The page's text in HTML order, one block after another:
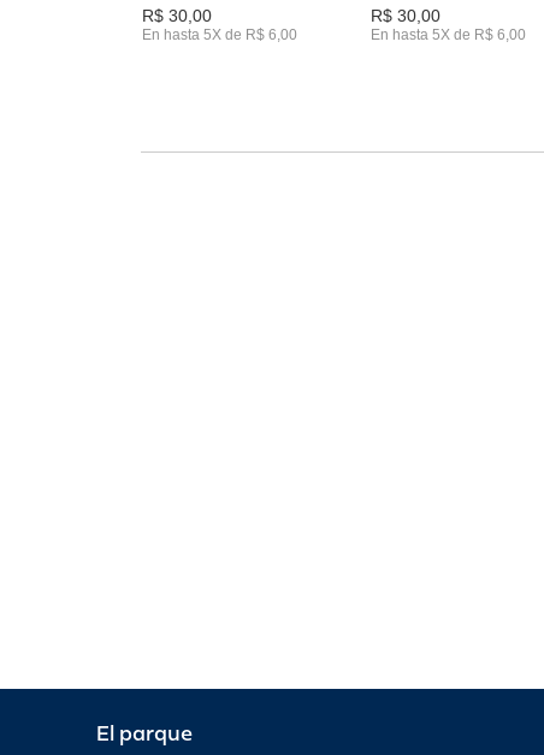
R$ 30,00
En hasta 5X de R$ 6,00
R$ 30,00
En hasta 5X de R$ 6,00
El parque